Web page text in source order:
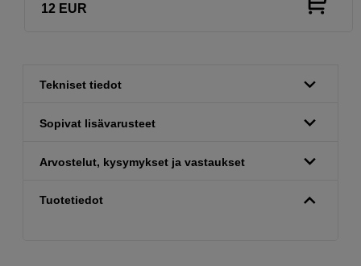
12 EUR
Tekniset tiedot
Sopivat lisävarusteet
Arvostelut, kysymykset ja vastaukset
Tuotetiedot